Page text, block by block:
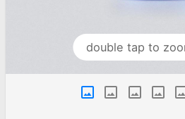
double tap to